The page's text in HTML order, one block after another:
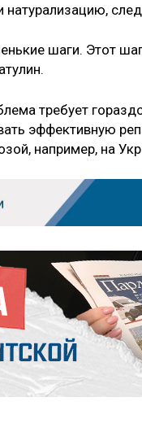
шаги. Этот
требует
эффективную
например, на